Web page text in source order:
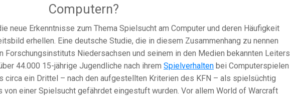
Computern?
neue Erkenntnisse zum Thema Spielsucht am Computer und deren Häufigkeit
erhellen. Eine deutsche Studie, die in diesem Zusammenhang zu nennen
Forschungsinstituts Niedersachsen und seinem in den Medien bekannten Leiters
44.000 15-jährige Jugendliche nach ihrem Spielverhalten bei Computerspielen
circa ein Drittel – nach den aufgestellten Kriterien des KFN – als spielsüchtig
von einer Spielsucht gefährdet eingestuft wurden. Vor allem World of Warcraft